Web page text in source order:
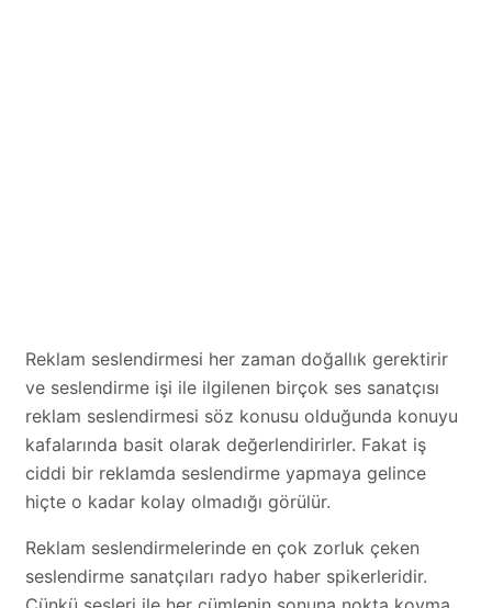
Reklam seslendirmesi her zaman doğallık gerektirir
ve seslendirme işi ile ilgilenen birçok ses sanatçısı
reklam seslendirmesi söz konusu olduğunda konuyu
kafalarında basit olarak değerlendirirler. Fakat iş
ciddi bir reklamda seslendirme yapmaya gelince
hiçte o kadar kolay olmadığı görülür.
Reklam seslendirmelerinde en çok zorluk çeken
seslendirme sanatçıları radyo haber spikerleridir.